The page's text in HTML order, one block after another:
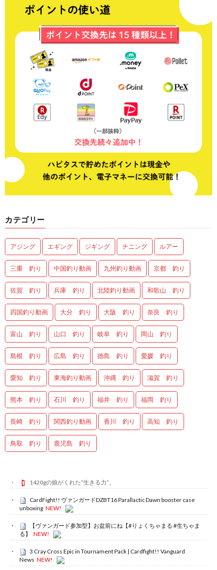
カテゴリー
アジング エギング ジギング チニング ルアー
三重 釣り 中国釣り動画 九州釣り動画 京都 釣り
佐賀 釣り 兵庫 釣り 北陸釣り動画 和歌山 釣り
四国釣り動画 大分 釣り 大阪 釣り 奈良 釣り
富山 釣り 山口 釣り 岐阜 釣り 岡山 釣り
島根 釣り 広島 釣り 徳島 釣り 愛媛 釣り
愛知 釣り 東海釣り動画 沖縄 釣り 滋賀 釣り
熊本 釣り 石川 釣り 福井 釣り 福岡 釣り
長崎 釣り 関西釣り動画 香川 釣り 高知 釣り
鳥取 釣り 鹿児島 釣り
1420gの娘がくれた“生きる力”。
CardFight!! ヴァンガードDZBT16 Parallactic Dawn booster case
unboxing NEW!
【ヴァンガード参加型】お盆前にね【#りょくちゃまる #生ちゃま
る】
NEW!
3 Cray Cross Epic in Tournament Pack | Cardfight!! Vanguard
News NEW!